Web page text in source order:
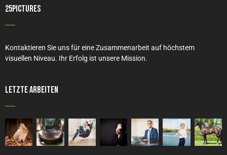
25PICTURES
Kontaktieren Sie uns für eine Zusammenarbeit auf höchstem
visuellen Niveau. Ihr Erfolg ist unsere Mission.
Letzte Arbeiten